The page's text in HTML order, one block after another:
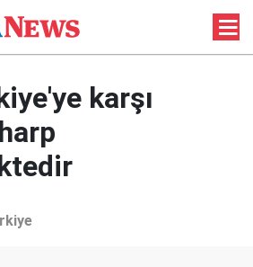
karşı